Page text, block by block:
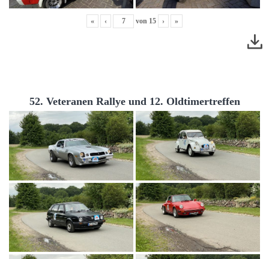
« ‹ von 15 › »
52. Veteranen Rallye und 12. Oldtimertreffen